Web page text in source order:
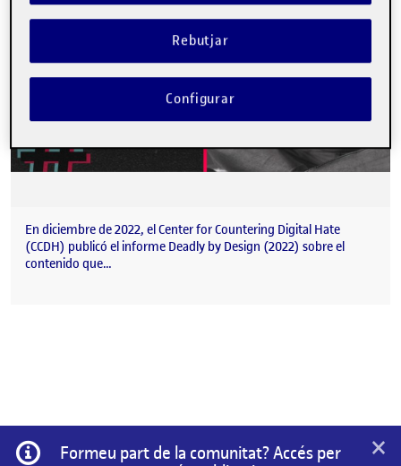
En diciembre de 2022, el Center for Countering Digital Hate
(CCDH) publicó el informe Deadly by Design (2022) sobre el
contenido que…
Informació
Formeu part de la comunitat? Accés per
×
Rebutjar
Configurar